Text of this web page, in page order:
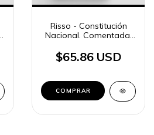
Risso - Constitución
Nacional. Comentada.
$65.86 USD
COMPRAR